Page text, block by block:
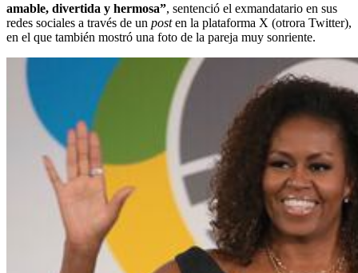
amable, divertida y hermosa”, sentenció el exmandatario en sus
redes sociales a través de un posten la plataforma X (otrora Twitter),
en el que también mostró una foto de la pareja muy sonriente.